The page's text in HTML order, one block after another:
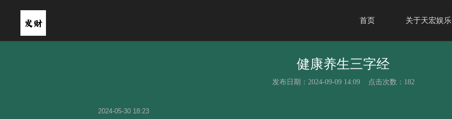
首页 关于天宏娱乐
健康养生三字经
发布日期：2024-09-09 14:09 点击次数：182
2024-05-30 18:23